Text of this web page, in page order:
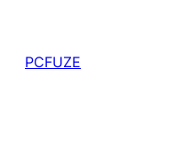
content
PCFUZE